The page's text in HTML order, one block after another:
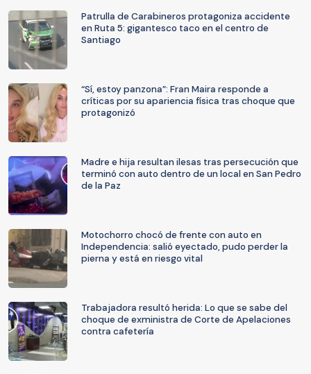
Patrulla de Carabineros protagoniza accidente
en Ruta 5: gigantesco taco en el centro de
Santiago
“Sí, estoy panzona”: Fran Maira responde a
críticas por su apariencia física tras choque que
protagonizó
Madre e hija resultan ilesas tras persecución que
terminó con auto dentro de un local en San Pedro
de la Paz
Motochorro chocó de frente con auto en
Independencia: salió eyectado, pudo perder la
pierna y está en riesgo vital
Trabajadora resultó herida: Lo que se sabe del
choque de exministra de Corte de Apelaciones
contra cafetería